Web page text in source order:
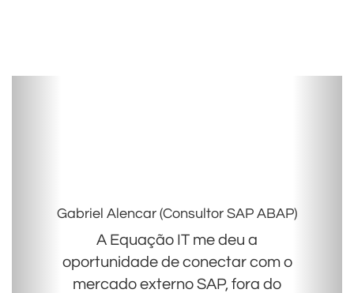
Gabriel Alencar (Consultor SAP ABAP)
A Equação IT me deu a
oportunidade de conectar com o
mercado externo SAP, fora do